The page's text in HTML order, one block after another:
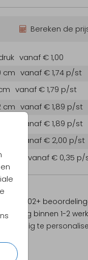
1202+
binnen 1-2
volledig te
Bereken de
vanaf € 1,00
cm vanaf € 1,74 p/st
vanaf € 1,79 p/st
cm vanaf € 1,89 p/st
vanaf € 1,89 p/st
vanaf € 2,00 p/st
vanaf € 0,35 p/